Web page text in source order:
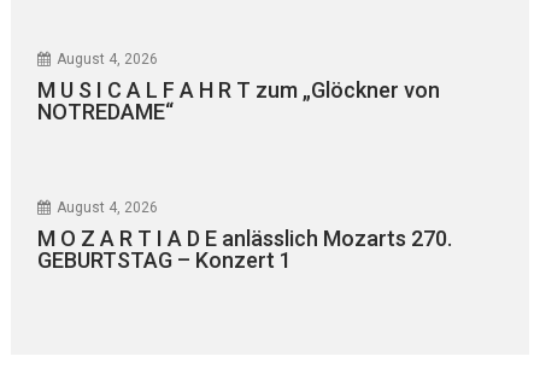
August 4, 2026
M U S I C A L F A H R T zum „Glöckner von
NOTREDAME“
August 4, 2026
M O Z A R T I A D E anlässlich Mozarts 270.
GEBURTSTAG – Konzert 1